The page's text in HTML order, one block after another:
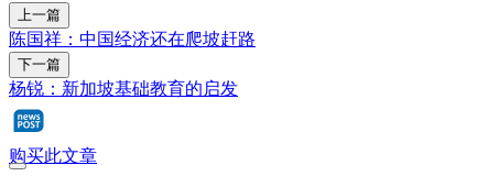
上一篇
陈国祥：中国经济还在爬坡赶路
下一篇
杨锐：新加坡基础教育的启发
购买此文章